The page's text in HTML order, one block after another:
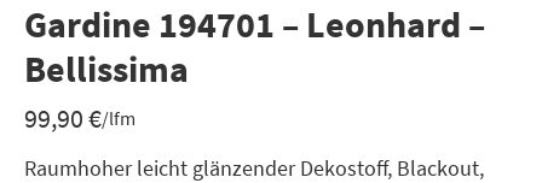
Gardine 194701 – Leonhard –
Bellissima
99,90€/lfm
Raumhoher leicht glänzender Dekostoff, Blackout,